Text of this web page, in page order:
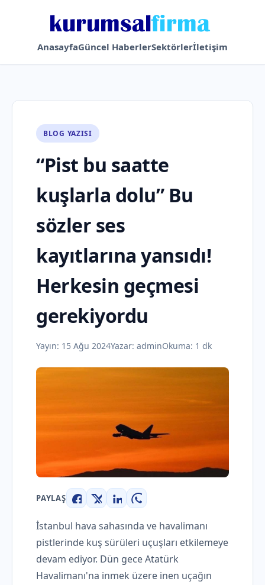
AnasayfaGüncel HaberlerSektörlerİletişim
BLOG YAZISI
“Pist bu saatte
kuşlarla dolu” Bu
sözler ses
kayıtlarına yansıdı!
Herkesin geçmesi
gerekiyordu
Yayın: 15 Ağu 2024Yazar: adminOkuma: 1 dk
PAYLAŞ
Facebook
X LinkedInWhatsApp
İstanbul hava sahasında ve havalimanı
pistlerinde kuş sürüleri uçuşları etkilemeye
devam ediyor. Dün gece Atatürk
Havalimanı'na inmek üzere inen uçağın